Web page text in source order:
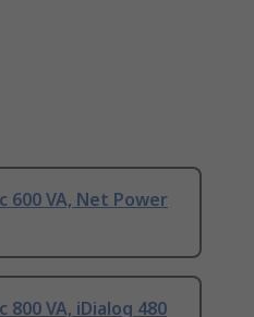
600 VA, Net Power
800 VA, iDialog 480